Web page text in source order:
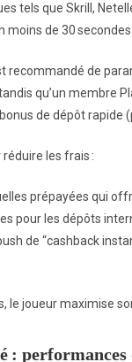
tels que Skrill,
moins de 30
recommandé de
qu’un membre
de dépôt rapide
les frais :
prépayées qui
pour les dépôts
de “cashback
le joueur maximise
performances